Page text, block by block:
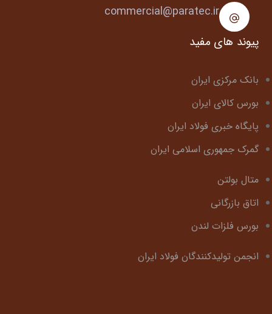
commercial@paratec.ir
پیوند های مفید
بانک مرکزی ایران
بورس کالای ایران
پایگاه خبری فولاد ایران
گمرک جمهوری اسلامی ایران
متال بولتن
اتاق بازرگانی
بورس فلزات لندن
انجمن تولیدکنندگان فولاد ایران